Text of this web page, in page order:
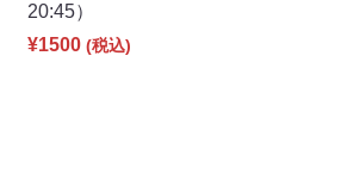
20:45）
¥1500 (税込)